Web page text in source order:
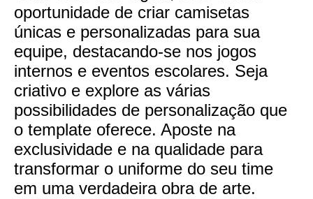
oportunidade de criar camisetas
únicas e personalizadas para sua
equipe, destacando-se nos jogos
internos e eventos escolares. Seja
criativo e explore as várias
possibilidades de personalização que
o template oferece. Aposte na
exclusividade e na qualidade para
transformar o uniforme do seu time
em uma verdadeira obra de arte.